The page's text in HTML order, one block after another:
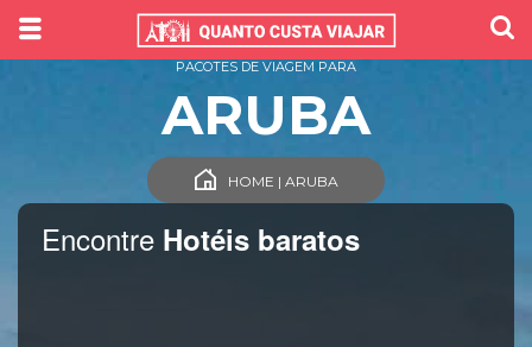
Encontre Hotéis baratos
PACOTES DE VIAGEM PARA
ARUBA
HOME | ARUBA